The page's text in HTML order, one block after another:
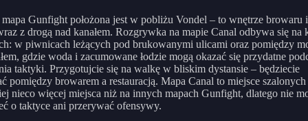
Gunfight położona jest w pobliżu Vondel – to wnętrze browaru
z drogą nad kanałem. Rozgrywka na mapie Canal odbywa się na
w piwnicach leżących pod brukowanymi ulicami oraz pomiędzy
gdzie woda i zacumowane łodzie mogą okazać się przydatne
taktyki. Przygotujcie się na walkę w bliskim dystansie – będziecie
pomiędzy browarem a restauracją. Mapa Canal to miejsce
nieco więcej miejsca niż na innych mapach Gunfight, dlatego nie
o taktyce ani przerywać ofensywy.